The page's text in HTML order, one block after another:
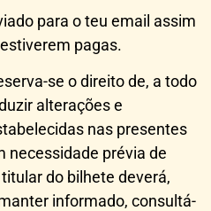
para o teu email assim
pagas.
se o direito de, a todo
alterações e
nas presentes
necessidade prévia de
do bilhete deverá,
informado, consultá-